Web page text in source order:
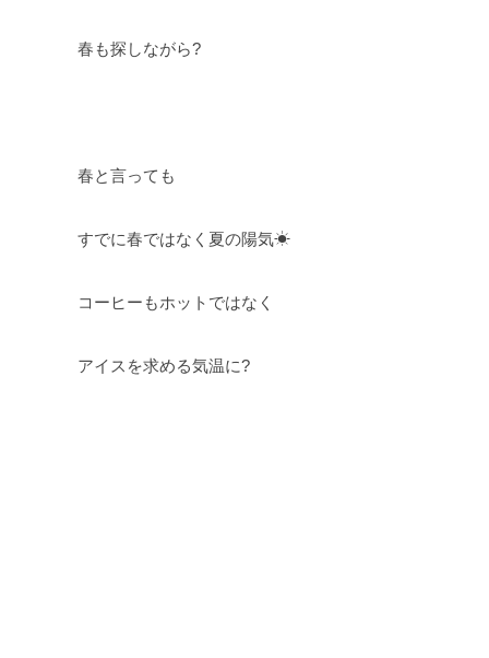
春も探しながら?
春と言っても
すでに春ではなく夏の陽気☀
コーヒーもホットではなく
アイスを求める気温に?